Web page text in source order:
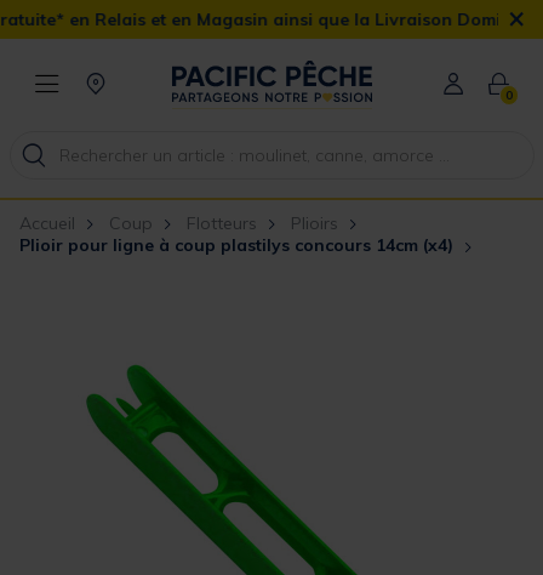
et en Magasin ainsi que la Livraison Domicile offerte dès 90€
×
0
Accueil Coup Flotteurs
Plioirs
Plioir pour ligne à coup plastilys concours 14cm (x4)